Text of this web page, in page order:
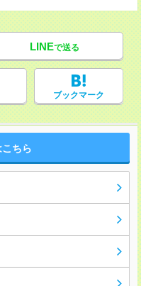
LINEで送る
ブックマーク
ちら